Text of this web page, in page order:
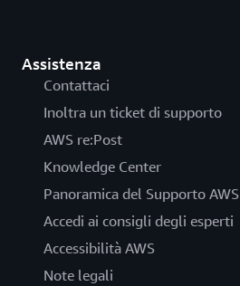
Assistenza
Contattaci
Inoltra un ticket di supporto
AWS re:Post
Knowledge Center
Panoramica del Supporto AWS
Accedi ai consigli degli esperti
Accessibilità AWS
Note legali